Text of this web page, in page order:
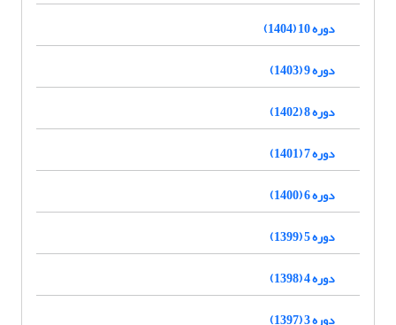
دوره 10 (1404)
دوره 9 (1403)
دوره 8 (1402)
دوره 7 (1401)
دوره 6 (1400)
دوره 5 (1399)
دوره 4 (1398)
دوره 3 (1397)